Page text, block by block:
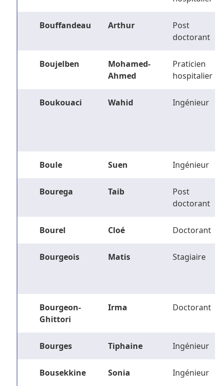
Bouffandeau Arthur
Post
doctorant
Boujelben
Mohamed-
Ahmed
Praticien
hospitalier
Boukouaci Wahid Ingénieur
Boule Suen Ingénieur
Bourega Taib
Post
doctorant
Bourel Cloé Doctorant
Bourgeois Matis Stagiaire
Bourgeon-
Ghittori
Irma Doctorant
Bourges Tiphaine Ingénieur
Bousekkine Sonia Ingénieur